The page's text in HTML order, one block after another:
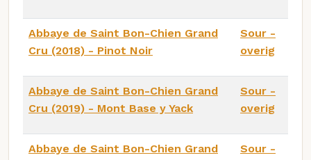
Abbaye de Saint Bon-Chien Grand
Cru (2018) - Pinot Noir
Sour -
overig
Abbaye de Saint Bon-Chien Grand
Cru (2019) - Mont Base y Yack
Sour -
overig
Abbaye de Saint Bon-Chien Grand
Sour -